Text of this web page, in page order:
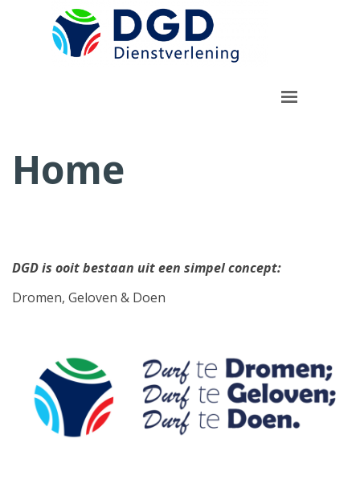
Ga naar de inhoud
Home
DGD is ooit bestaan uit een simpel concept:
Dromen, Geloven & Doen